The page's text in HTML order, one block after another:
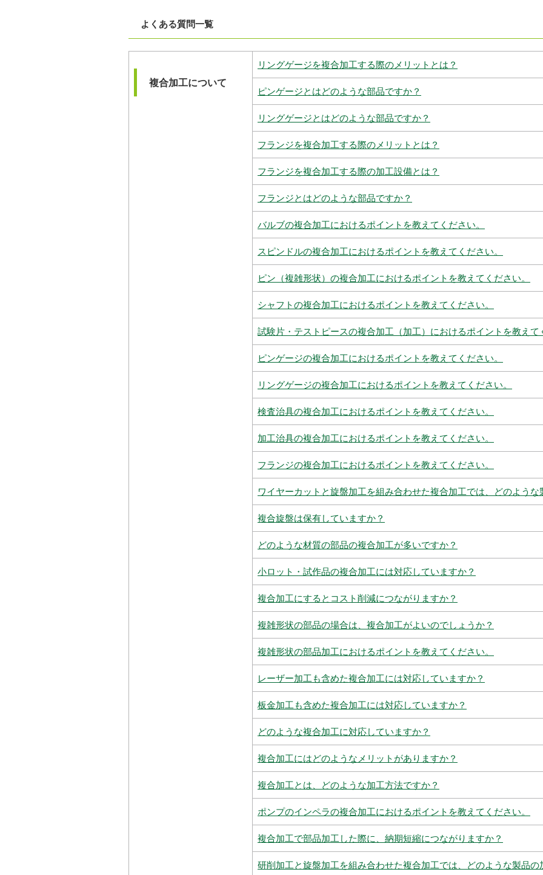
よくある質問一覧
複合加工について
リングゲージを複合加工する際のメリットとは？
ピンゲージとはどのような部品ですか？
リングゲージとはどのような部品ですか？
フランジを複合加工する際のメリットとは？
フランジを複合加工する際の加工設備とは？
フランジとはどのような部品ですか？
バルブの複合加工におけるポイントを教えてください。
スピンドルの複合加工におけるポイントを教えてください。
ピン（複雑形状）の複合加工におけるポイントを教えてください。
シャフトの複合加工におけるポイントを教えてください。
試験片・テストピースの複合加工（加工）におけるポイントを教えて
ピンゲージの複合加工におけるポイントを教えてください。
リングゲージの複合加工におけるポイントを教えてください。
検査治具の複合加工におけるポイントを教えてください。
加工治具の複合加工におけるポイントを教えてください。
フランジの複合加工におけるポイントを教えてください。
ワイヤーカットと旋盤加工を組み合わせた複合加工では、どのような
複合旋盤は保有していますか？
どのような材質の部品の複合加工が多いですか？
小ロット・試作品の複合加工には対応していますか？
複合加工にするとコスト削減につながりますか？
複雑形状の部品の場合は、複合加工がよいのでしょうか？
複雑形状の部品加工におけるポイントを教えてください。
レーザー加工も含めた複合加工には対応していますか？
板金加工も含めた複合加工には対応していますか？
どのような複合加工に対応していますか？
複合加工にはどのようなメリットがありますか？
複合加工とは、どのような加工方法ですか？
ポンプのインペラの複合加工におけるポイントを教えてください。
複合加工で部品加工した際に、納期短縮につながりますか？
研削加工と旋盤加工を組み合わせた複合加工では、どのような製品の